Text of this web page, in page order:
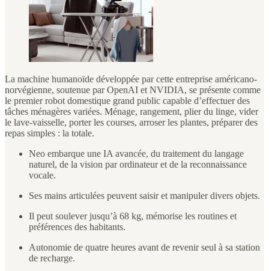
La machine humanoïde développée par cette entreprise américano-
norvégienne, soutenue par OpenAI et NVIDIA, se présente comme
le premier robot domestique grand public capable d’effectuer des
tâches ménagères variées. Ménage, rangement, plier du linge, vider
le lave-vaisselle, porter les courses, arroser les plantes, préparer des
repas simples : la totale.
Neo embarque une IA avancée, du traitement du langage
naturel, de la vision par ordinateur et de la reconnaissance
vocale.
Ses mains articulées peuvent saisir et manipuler divers objets.
Il peut soulever jusqu’à 68 kg, mémorise les routines et
préférences des habitants.
Autonomie de quatre heures avant de revenir seul à sa station
de recharge.